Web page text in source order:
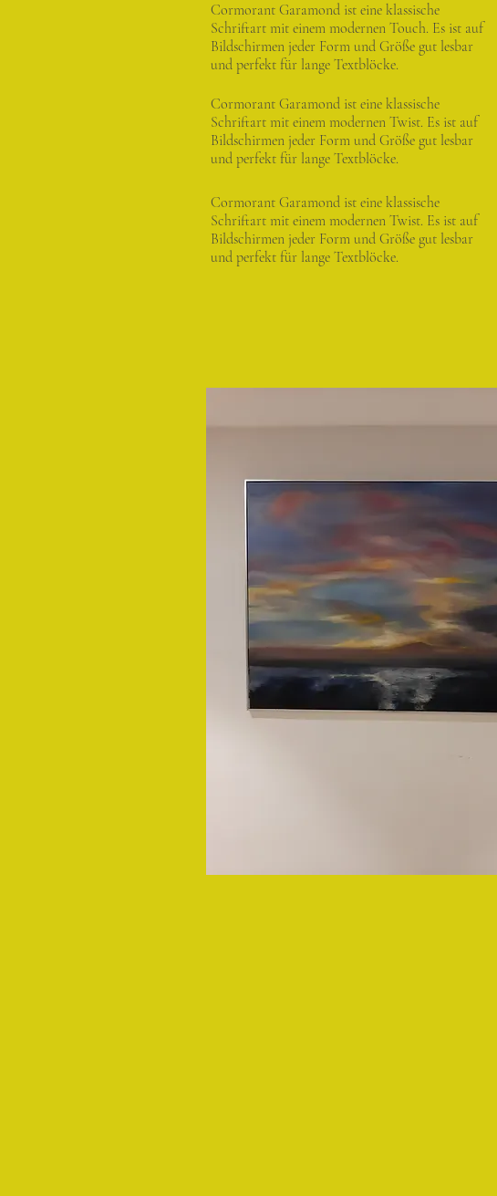
Cormorant Garamond ist eine klassische
Schriftart mit einem modernen Touch. Es ist auf
Bildschirmen jeder Form und Größe gut lesbar
und perfekt für lange Textblöcke.
Cormorant Garamond ist eine klassische
Schriftart mit einem modernen Twist. Es ist auf
Bildschirmen jeder Form und Größe gut lesbar
und perfekt für lange Textblöcke.
Cormorant Garamond ist eine klassische
Schriftart mit einem modernen Twist. Es ist auf
Bildschirmen jeder Form und Größe gut lesbar
und perfekt für lange Textblöcke.